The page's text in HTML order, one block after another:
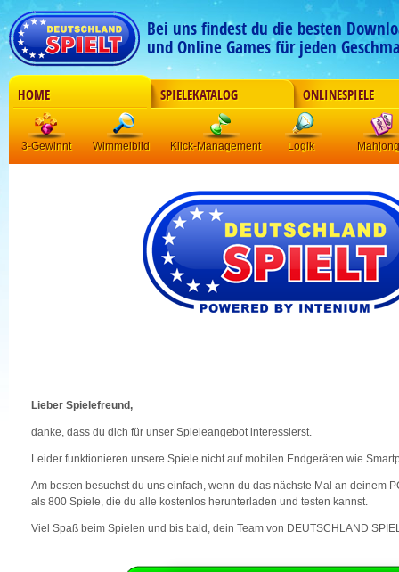
Bei uns findest du die besten
und Online Games für jeden
HOME SPIELEKATALOG ONLINESPIELE
3-Gewinnt Wimmelbild Klick-Management Logik Mahjong
Lieber Spielefreund,
danke, dass du dich für unser Spieleangebot interessierst.
Leider funktionieren unsere Spiele nicht auf mobilen Endgeräten wie
Am besten besuchst du uns einfach, wenn du das nächste Mal an deinem
als 800 Spiele, die du alle kostenlos herunterladen und testen kannst.
Viel Spaß beim Spielen und bis bald, dein Team von DEUTSCHLAND